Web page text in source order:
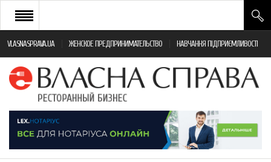
VLASNASPRAVA.UA ЖЕНСКОЕ ПРЕДПРИНИМАТЕЛЬСТВО НАВЧАННЯ ПІДПРИЄМЛИВОСТІ
НОВИНИ РЕСТОРАННОГО БІЗНЕСУ
ЯК ВІДКРИТИ ТА УСПІШНО КЕРУВАТИ
МОНІТОРИНГ ЗАКОНОДАВСТВА